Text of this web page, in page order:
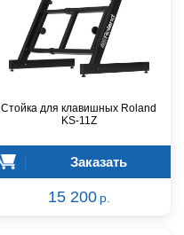
Стойка для клавишных Roland
KS-11Z
Заказать
15 200 р.